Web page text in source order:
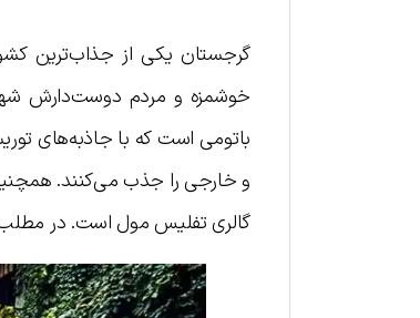
گرجستان یکی از جذاب‌ترین
خوشمزه و مردم دوست‌دارش
باتومی است که با جاذبه‌های
و خارجی را جذب می‌کنند.
گالری تفلیس مول است. در مطلب